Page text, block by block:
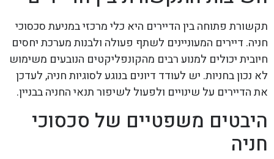
תקשורת פתוחה בין הדיירים היא כלי מרכזי במניעת סכסוכי
חניה. דיירים המעוניינים לשתף פעולה ולבנות מערכת יחסים
חיובית יכולים למנוע רבים מהקונפליקטים הנובעים משימוש
לא נכון בחניות. יש לעודד דיונים בנוגע לסוגיות חניה, לעדכן
את הדיירים על שינויים ולפעול לשיפור תנאי החניה בבניין.
היבטים משפטיים של סכסוכי
חניה